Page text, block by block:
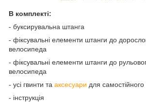
В комплекті:
- буксирувальна штанга
- фіксувальні елементи штанги до
велосипеда
- фіксувальні елементи штанги до
велосипеда
- усі гвинти та аксесуари для
- інструкція